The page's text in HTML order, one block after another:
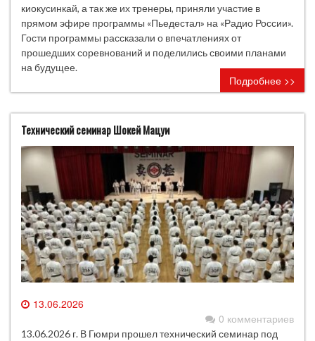
киокусинкай, а так же их тренеры, приняли участие в
прямом эфире программы «Пьедестал» на «Радио России».
Гости программы рассказали о впечатлениях от
прошедших соревнований и поделились своими планами
на будущее.
Подробнее >>
Технический семинар Шокей Мацуи
13.06.2026
0 комментариев
13.06.2026 г. В Гюмри прошел технический семинар под